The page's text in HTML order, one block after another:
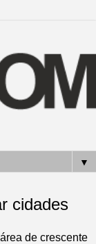
▼
cidades
de crescente